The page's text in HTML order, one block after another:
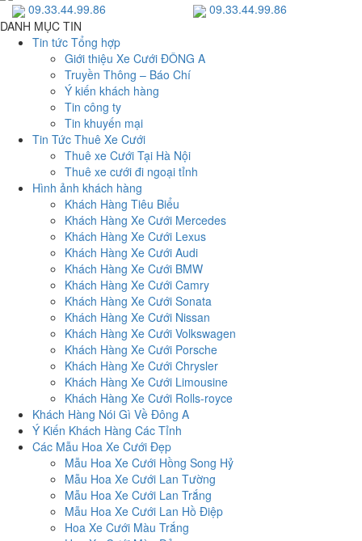
09.33.44.99.86
09.33.44.99.86
DANH MỤC TIN
Tin tức Tổng hợp
Giới thiệu Xe Cưới ĐÔNG A
Truyền Thông – Báo Chí
Ý kiến khách hàng
Tin công ty
Tin khuyến mại
Tin Tức Thuê Xe Cưới
Thuê xe Cưới Tại Hà Nội
Thuê xe cưới đi ngoại tỉnh
Hình ảnh khách hàng
Khách Hàng Tiêu Biểu
Khách Hàng Xe Cưới Mercedes
Khách Hàng Xe Cưới Lexus
Khách Hàng Xe Cưới Audi
Khách Hàng Xe Cưới BMW
Khách Hàng Xe Cưới Camry
Khách Hàng Xe Cưới Sonata
Khách Hàng Xe Cưới Nissan
Khách Hàng Xe Cưới Volkswagen
Khách Hàng Xe Cưới Porsche
Khách Hàng Xe Cưới Chrysler
Khách Hàng Xe Cưới Limousine
Khách Hàng Xe Cưới Rolls-royce
Khách Hàng Nói Gì Về Đông A
Ý Kiến Khách Hàng Các Tỉnh
Các Mẫu Hoa Xe Cưới Đẹp
Mẫu Hoa Xe Cưới Hồng Song Hỷ
Mẫu Hoa Xe Cưới Lan Tường
Mẫu Hoa Xe Cưới Lan Trắng
Mẫu Hoa Xe Cưới Lan Hồ Điệp
Hoa Xe Cưới Màu Trắng